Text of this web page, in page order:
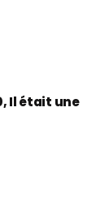
Il était une